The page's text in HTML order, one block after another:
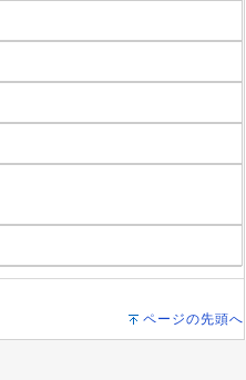
ページの先頭へ